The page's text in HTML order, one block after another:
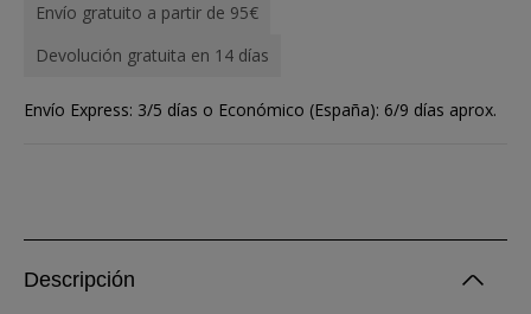
Envío gratuito a partir de 95€
Devolución gratuita en 14 días
Envío Express: 3/5 días o Económico (España): 6/9 días aprox.
Descripción